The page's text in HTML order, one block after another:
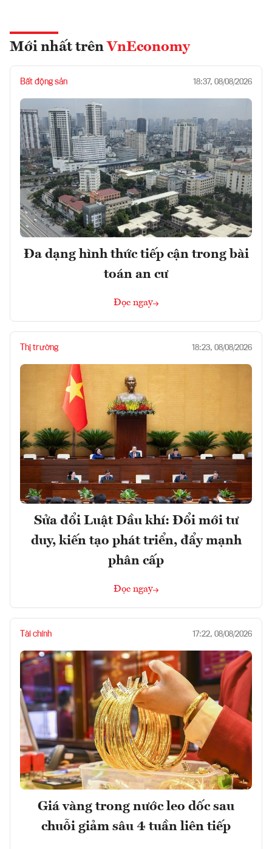
Mới nhất trên VnEconomy
Bất động sản 18:37, 08/08/2026
Đa dạng hình thức tiếp cận trong bài
toán an cư
Đọc ngay
Thị trường 18:23, 08/08/2026
Sửa đổi Luật Dầu khí: Đổi mới tư
duy, kiến tạo phát triển, đẩy mạnh
phân cấp
Đọc ngay
Tài chính 17:22, 08/08/2026
Giá vàng trong nước leo dốc sau
chuỗi giảm sâu 4 tuần liên tiếp